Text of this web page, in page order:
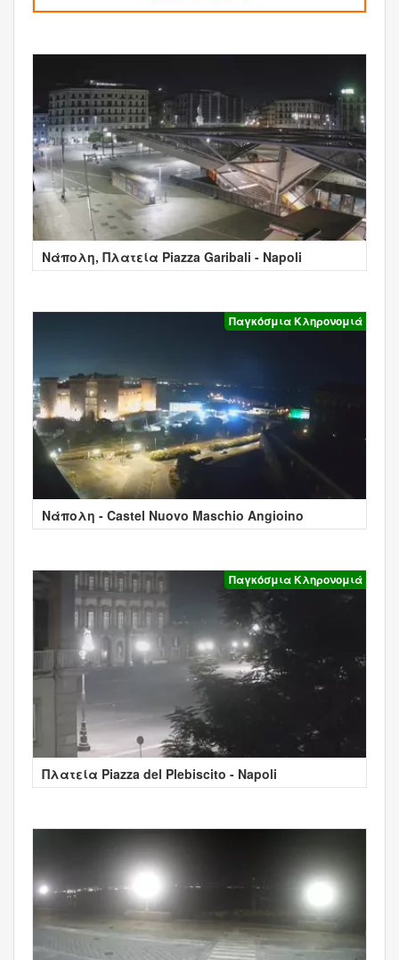
Νάπολη, Πλατεία Piazza Garibali - Napoli
Παγκόσμια Κληρονομιά
Νάπολη - Castel Nuovo Maschio Angioino
Παγκόσμια Κληρονομιά
Πλατεία Piazza del Plebiscito - Napoli